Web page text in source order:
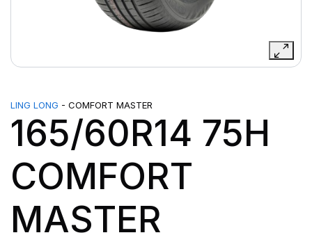
LING LONG - COMFORT MASTER
165/60R14 75H
COMFORT
MASTER